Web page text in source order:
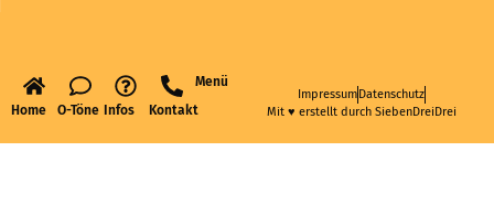
Home O-Töne Infos Kontakt
Menü
ImpressumDatenschutz
Mit ♥ erstellt durch SiebenDreiDrei